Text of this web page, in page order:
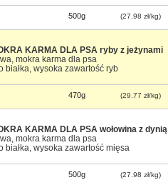
500g (27.98 zł/kg)
KARMA DLA PSA ryby z jeżynami
mokra karma dla psa
białka, wysoka zawartość ryb
470g (29.77 zł/kg)
KARMA DLA PSA wołowina z dynią
mokra karma dla psa
białka, wysoka zawartość mięsa
500g (27.98 zł/kg)